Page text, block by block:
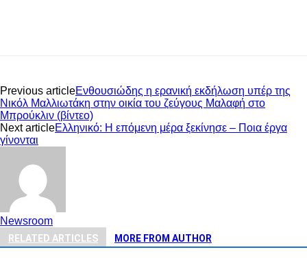
Previous articleΕνθουσιώδης η ερανική εκδήλωση υπέρ της
Νικόλ Μαλλιωτάκη στην οικία του ζεύγους Μαλαφή στο
Μπρούκλιν (βίντεο)
Next articleΕλληνικό: Η επόμενη μέρα ξεκίνησε – Ποια έργα
γίνονται
Newsroom
RELATED ARTICLES MORE FROM AUTHOR